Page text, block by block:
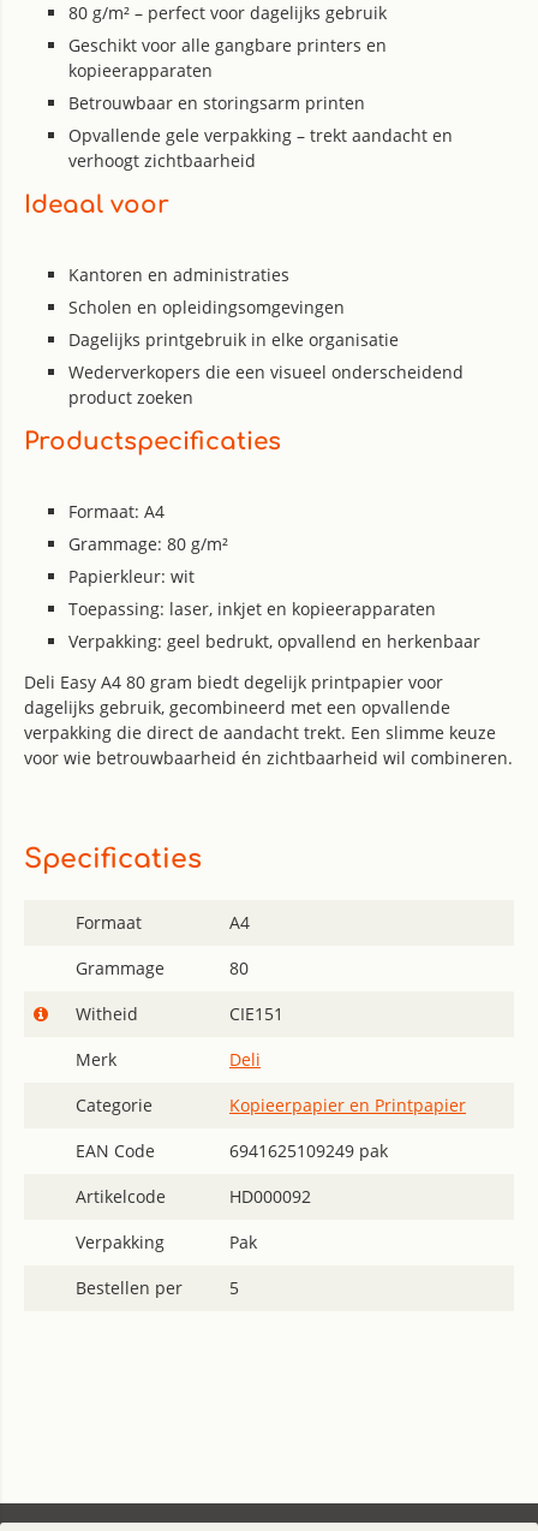
80 g/m² – perfect voor dagelijks gebruik
Geschikt voor alle gangbare printers en
kopieerapparaten
Betrouwbaar en storingsarm printen
Opvallende gele verpakking – trekt aandacht en
verhoogt zichtbaarheid
Ideaal voor
Kantoren en administraties
Scholen en opleidingsomgevingen
Dagelijks printgebruik in elke organisatie
Wederverkopers die een visueel onderscheidend
product zoeken
Productspecificaties
Formaat: A4
Grammage: 80 g/m²
Papierkleur: wit
Toepassing: laser, inkjet en kopieerapparaten
Verpakking: geel bedrukt, opvallend en herkenbaar
Deli Easy A4 80 gram biedt degelijk printpapier voor
dagelijks gebruik, gecombineerd met een opvallende
verpakking die direct de aandacht trekt. Een slimme keuze
voor wie betrouwbaarheid én zichtbaarheid wil combineren.
Specificaties
Formaat
A4
Grammage
80
Witheid
CIE151
Merk
Deli
Categorie
Kopieerpapier en Printpapier
EAN Code
6941625109249 pak
Artikelcode
HD000092
Verpakking
Pak
Bestellen per
5